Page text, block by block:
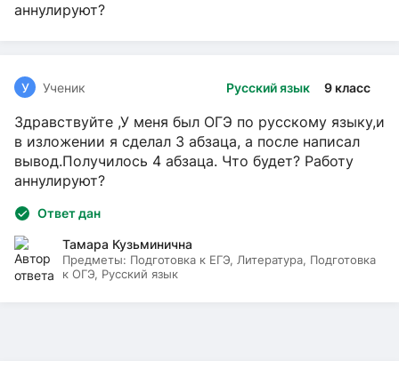
аннулируют?
Русский язык 9 класс
У Ученик
Здравствуйте ,У меня был ОГЭ по русскому языку,и
в изложении я сделал 3 абзаца, а после написал
вывод.Получилось 4 абзаца. Что будет? Работу
аннулируют?
Ответ дан
Тамара Кузьминична
Предметы: Подготовка к ЕГЭ, Литература, Подготовка
к ОГЭ, Русский язык